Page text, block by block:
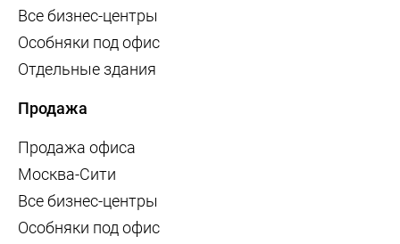
Все бизнес-центры
Особняки под офис
Отдельные здания
Продажа
Продажа офиса
Москва-Сити
Все бизнес-центры
Особняки под офис